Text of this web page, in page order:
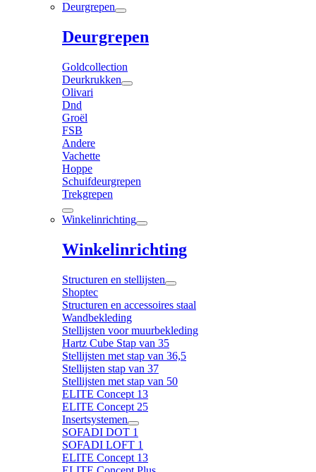
Deurgrepen
Deurgrepen
Goldcollection
Deurkrukken
Olivari
Dnd
Groël
FSB
Andere
Vachette
Hoppe
Schuifdeurgrepen
Trekgrepen
Winkelinrichting
Winkelinrichting
Structuren en stellijsten
Shoptec
Structuren en accessoires staal
Wandbekleding
Stellijsten voor muurbekleding
Hartz Cube Stap van 35
Stellijsten met stap van 36,5
Stellijsten stap van 37
Stellijsten met stap van 50
ELITE Concept 13
ELITE Concept 25
Insertsystemen
SOFADI DOT 1
SOFADI LOFT 1
ELITE Concept 13